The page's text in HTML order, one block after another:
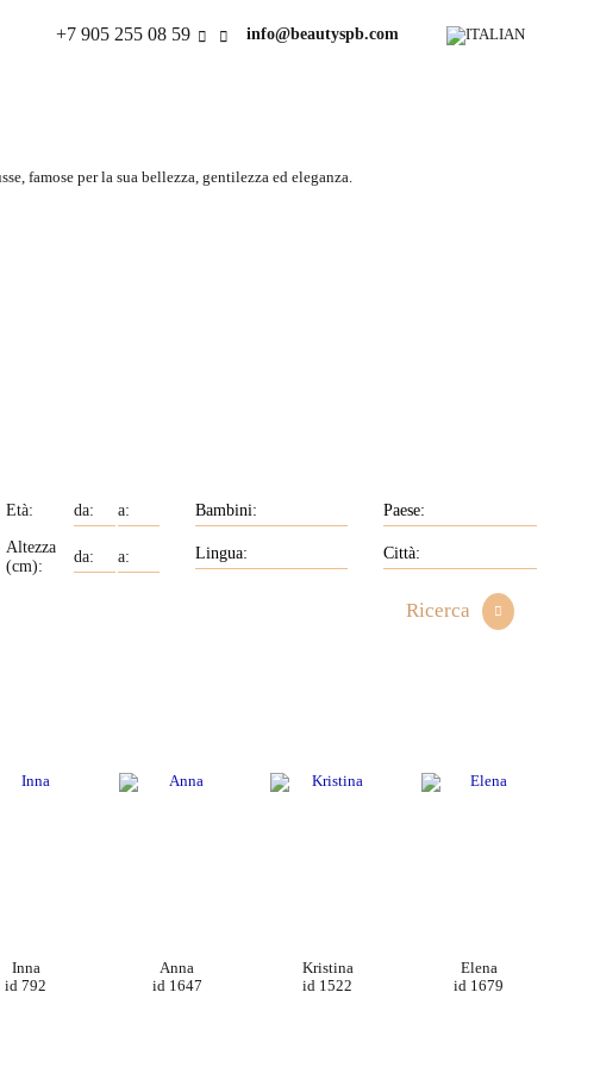
+7 905 255 08 59 info@beautyspb.com
famose per la sua bellezza, gentilezza ed eleganza.
Età:
Altezza
(cm):
Ricerca
Inna
id 792
Anna
id 1647
Kristina
id 1522
Elena
id 1679